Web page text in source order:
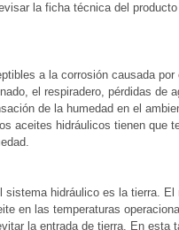
la ficha técnica del
a la corrosión causada
el respiradero, pérdidas de
de la humedad en el
aceites hidráulicos tienen que
sistema hidráulico es la tierra. El
en las temperaturas
la entrada de tierra. En esta